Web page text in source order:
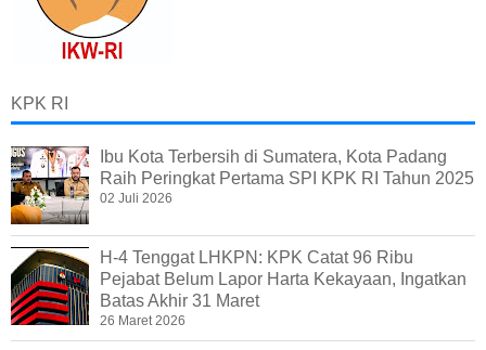
KPK RI
Ibu Kota Terbersih di Sumatera, Kota Padang
Raih Peringkat Pertama SPI KPK RI Tahun 2025
02 Juli 2026
H-4 Tenggat LHKPN: KPK Catat 96 Ribu
Pejabat Belum Lapor Harta Kekayaan, Ingatkan
Batas Akhir 31 Maret
26 Maret 2026